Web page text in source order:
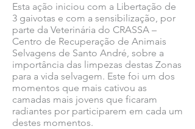
Esta ação iniciou com a Libertação de
3 gaivotas e com a sensibilização, por
parte da Veterinária do CRASSA –
Centro de Recuperação de Animais
Selvagens de Santo André, sobre a
importância das limpezas destas Zonas
para a vida selvagem. Este foi um dos
momentos que mais cativou as
camadas mais jovens que ficaram
radiantes por participarem em cada um
destes momentos.